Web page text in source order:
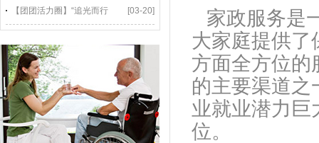
[03-20]
【团团活力圈】“追光而行
家政服务是
大家庭提供了
方面全方位的
的主要渠道之
业就业潜力巨
位。